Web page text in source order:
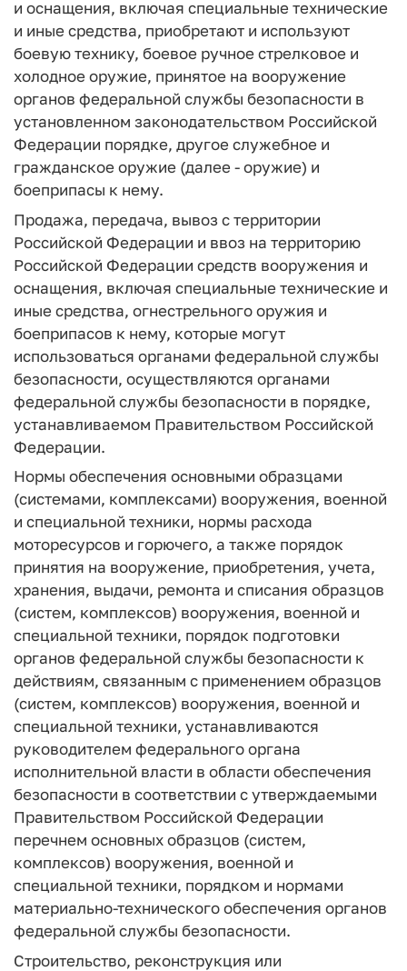
и оснащения, включая специальные технические
и иные средства, приобретают и используют
боевую технику, боевое ручное стрелковое и
холодное оружие, принятое на вооружение
органов федеральной службы безопасности в
установленном законодательством Российской
Федерации порядке, другое служебное и
гражданское оружие (далее - оружие) и
боеприпасы к нему.
Продажа, передача, вывоз с территории
Российской Федерации и ввоз на территорию
Российской Федерации средств вооружения и
оснащения, включая специальные технические и
иные средства, огнестрельного оружия и
боеприпасов к нему, которые могут
использоваться органами федеральной службы
безопасности, осуществляются органами
федеральной службы безопасности в порядке,
устанавливаемом Правительством Российской
Федерации.
Нормы обеспечения основными образцами
(системами, комплексами) вооружения, военной
и специальной техники, нормы расхода
моторесурсов и горючего, а также порядок
принятия на вооружение, приобретения, учета,
хранения, выдачи, ремонта и списания образцов
(систем, комплексов) вооружения, военной и
специальной техники, порядок подготовки
органов федеральной службы безопасности к
действиям, связанным с применением образцов
(систем, комплексов) вооружения, военной и
специальной техники, устанавливаются
руководителем федерального органа
исполнительной власти в области обеспечения
безопасности в соответствии с утверждаемыми
Правительством Российской Федерации
перечнем основных образцов (систем,
комплексов) вооружения, военной и
специальной техники, порядком и нормами
материально-технического обеспечения органов
федеральной службы безопасности.
Строительство, реконструкция или